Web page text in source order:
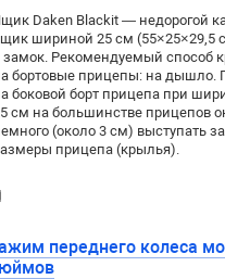
Daken Blackit — недорогой
шириной 25 см (55×25×29,5
замок. Рекомендуемый способ
бортовые прицепы: на дышло.
боковой борт прицепа при
см на большинстве прицепов
(около 3 см) выступать
прицепа (крылья).
переднего колеса